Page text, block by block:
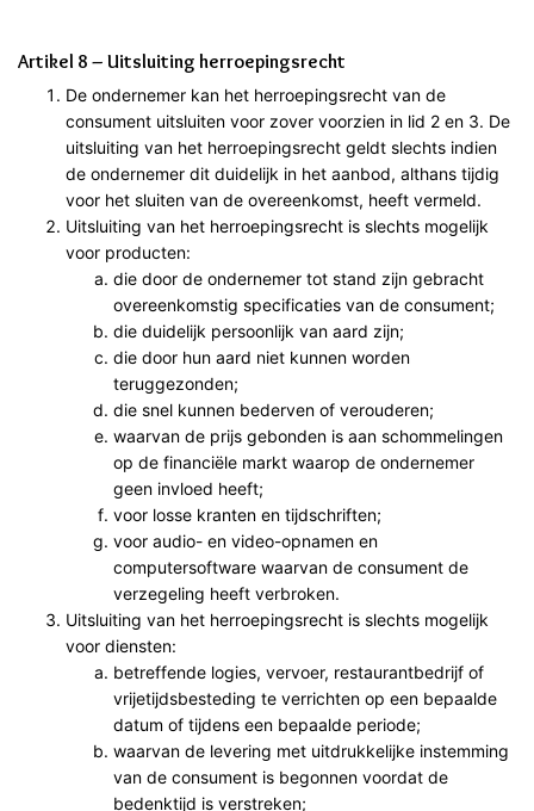
Artikel 8 – Uitsluiting herroepingsrecht
De ondernemer kan het herroepingsrecht van de
consument uitsluiten voor zover voorzien in lid 2 en 3. De
uitsluiting van het herroepingsrecht geldt slechts indien
de ondernemer dit duidelijk in het aanbod, althans tijdig
voor het sluiten van de overeenkomst, heeft vermeld.
Uitsluiting van het herroepingsrecht is slechts mogelijk
voor producten:
die door de ondernemer tot stand zijn gebracht
overeenkomstig specificaties van de consument;
die duidelijk persoonlijk van aard zijn;
die door hun aard niet kunnen worden
teruggezonden;
die snel kunnen bederven of verouderen;
waarvan de prijs gebonden is aan schommelingen
op de financiële markt waarop de ondernemer
geen invloed heeft;
voor losse kranten en tijdschriften;
voor audio- en video-opnamen en
computersoftware waarvan de consument de
verzegeling heeft verbroken.
Uitsluiting van het herroepingsrecht is slechts mogelijk
voor diensten:
betreffende logies, vervoer, restaurantbedrijf of
vrijetijdsbesteding te verrichten op een bepaalde
datum of tijdens een bepaalde periode;
waarvan de levering met uitdrukkelijke instemming
van de consument is begonnen voordat de
bedenktijd is verstreken;